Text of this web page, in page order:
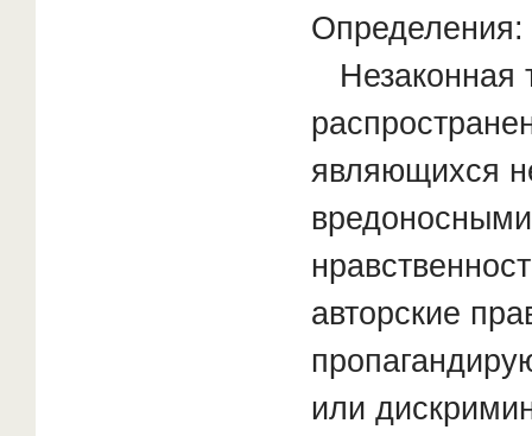
Определения:
Незаконная
являющихся
авторские
или